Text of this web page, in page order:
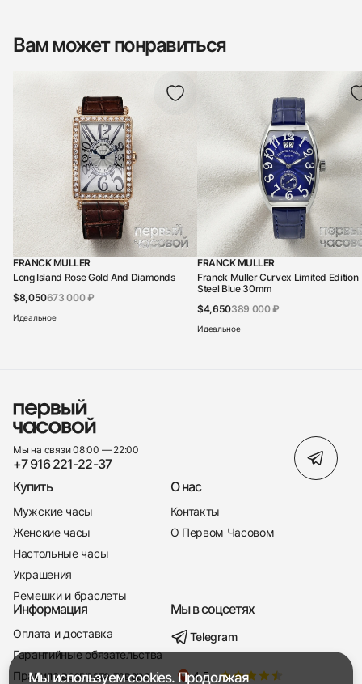
+7 916 221-22-37
Вам может понравиться
FRANCK MULLER
Long Island Rose Gold And Diamonds
$8,050673 000 ₽
Идеальное
FRANCK MULLER
Franck Muller Curvex Limited Edition
Steel Blue 30mm
$4,650389 000 ₽
Идеальное
Мы на связи 08:00 — 22:00
+7 916 221-22-37
Купить
Мужские часы
Женские часы
Настольные часы
Украшения
Ремешки и браслеты
О нас
Контакты
О Первом Часовом
Информация
Оплата и доставка
Гарантийные обязательства
Правила возврата товара
Мы в соцсетях
Telegram
Мы используем cookies. Продолжая